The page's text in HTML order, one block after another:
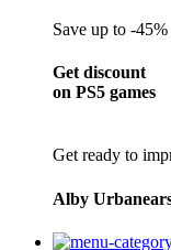
Save up to -45%
Get discount
on PS5 games
Get ready to
Alby